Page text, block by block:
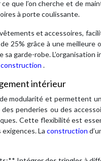
que l’on cherche et de
à porte coulissante.
et accessoires,
25% grâce à une meilleure
garde-robe.
construction .
intérieur
modularité et permettent
penderies ou des
Cette flexibilité est
La construction